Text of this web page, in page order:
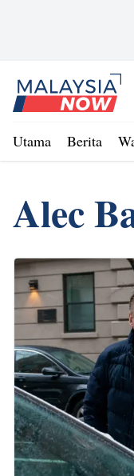
Home
Utama Berita
Alec